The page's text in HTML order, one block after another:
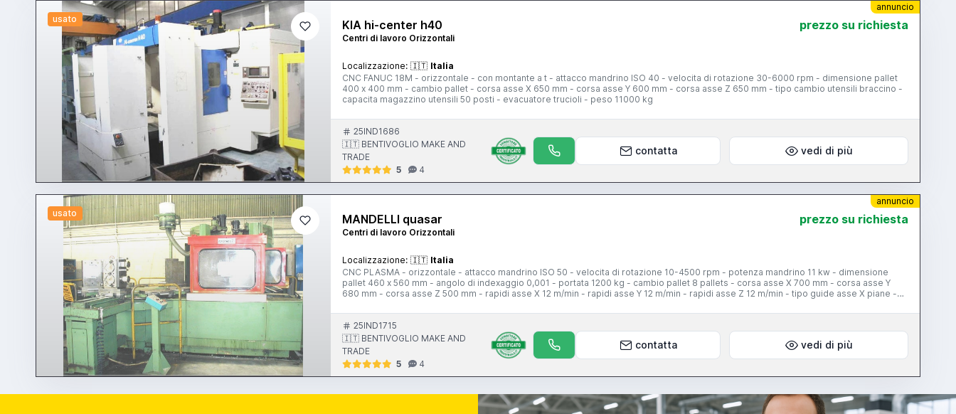
usato
annuncio
KIA hi-center h40
Centri di lavoro Orizzontali
prezzo su richiesta
Localizzazione: 🇮🇹 Italia
CNC FANUC 18M - orizzontale - con montante a t - attacco mandrino ISO 40 - velocita di rotazione 30-6000 rpm - dimensione pallet
400 x 400 mm - cambio pallet - corsa asse X 650 mm - corsa asse Y 600 mm - corsa asse Z 650 mm - tipo cambio utensili braccino -
capacita magazzino utensili 50 posti - evacuatore trucioli - peso 11000 kg
25IND1686
🇮🇹 BENTIVOGLIO MAKE AND
TRADE
5
4
contatta vedi di più
usato
annuncio
MANDELLI quasar
Centri di lavoro Orizzontali
prezzo su richiesta
Localizzazione: 🇮🇹 Italia
CNC PLASMA - orizzontale - attacco mandrino ISO 50 - velocita di rotazione 10-4500 rpm - potenza mandrino 11 kw - dimensione
pallet 460 x 560 mm - angolo di indexaggio 0,001 - portata 1200 kg - cambio pallet 8 pallets - corsa asse X 700 mm - corsa asse Y
680 mm - corsa asse Z 500 mm - rapidi asse X 12 m/min - rapidi asse Y 12 m/min - rapidi asse Z 12 m/min - tipo guide asse X piane -
25IND1715
🇮🇹 BENTIVOGLIO MAKE AND
TRADE
5
4
contatta vedi di più